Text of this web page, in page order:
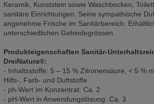
Keramik, Kunststein sowie Waschbecken,
sanitäre Einrichtungen. Seine sympathische
angenehme Frische im Sanitärbereich.
unterschiedlichen Gebindegrössen.
Produkteigenschaften Sanitär-
DreiNatura®:
- Inhaltsstoffe: 5 – 15 % Zitronensäure, < 5 %
Hilfs-, Farb- und Duftstoffe
- ph-Wert im Konzentrat: Ca. 2
- pH-Wert in Anwendungslösung: Ca. 3